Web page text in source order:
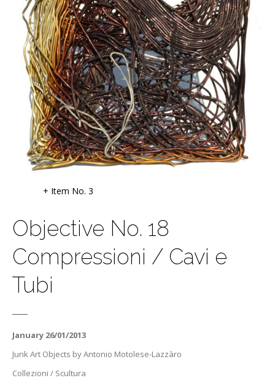
+ Item No. 3
Objective No. 18
Compressioni / Cavi e
Tubi
January 26/01/2013
Junk Art Objects by Antonio Motolese-Lazzàro
Collezioni / Scultura